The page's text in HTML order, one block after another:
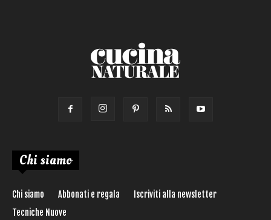
Chi siamo
Chi siamo Abbonati e regala
Iscriviti alla newsletter
Tecniche Nuove